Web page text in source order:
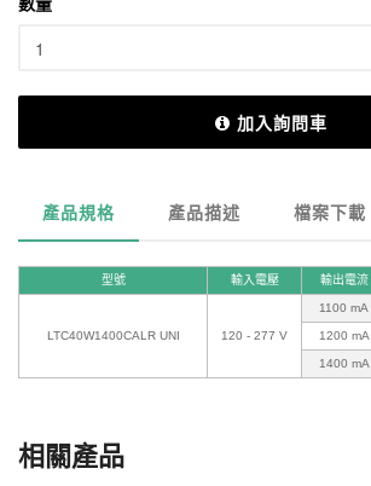
加入詢問車
產品規格 產品描述 檔案下載
型號 輸入電壓 輸出電流
LTC40W1400CALR UNI 120 - 277 V
1100 mA
1200 mA
1400 mA
相關產品